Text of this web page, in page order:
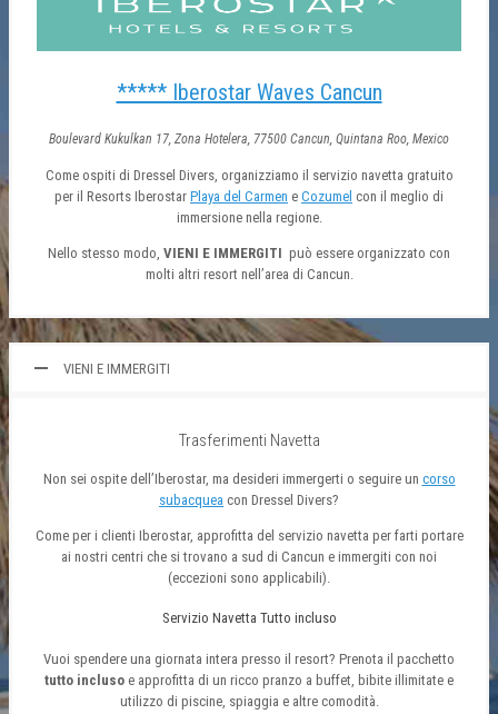
***** Iberostar Waves Cancun
Boulevard Kukulkan 17, Zona Hotelera, 77500 Cancun, Quintana Roo, Mexico
Come ospiti di Dressel Divers, organizziamo il servizio navetta gratuito
per il Resorts Iberostar Playa del Carmen e Cozumel con il meglio di
immersione nella regione.
Nello stesso modo, VIENI E IMMERGITI può essere organizzato con
molti altri resort nell’area di Cancun.
VIENI E IMMERGITI
Trasferimenti Navetta
Non sei ospite dell’Iberostar, ma desideri immergerti o seguire uncorso
subacquea con Dressel Divers?
Come per i clienti Iberostar, approfitta del servizio navetta per farti portare
ai nostri centri che si trovano a sud di Cancun e immergiti con noi
(eccezioni sono applicabili).
Servizio Navetta Tutto incluso
Vuoi spendere una giornata intera presso il resort? Prenota il pacchetto
tutto incluso e approfitta di un ricco pranzo a buffet, bibite illimitate e
utilizzo di piscine, spiaggia e altre comodità.